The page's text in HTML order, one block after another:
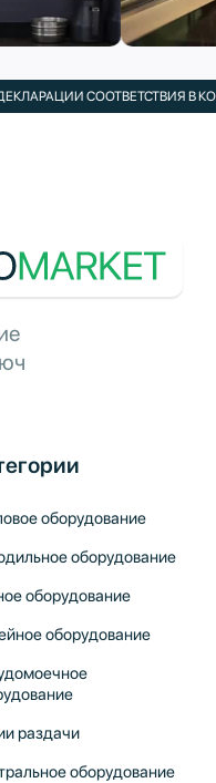
СООТВЕТСТВИЯ В
оборудование
оборудование
оборудование
оборудование
раздачи
оборудование